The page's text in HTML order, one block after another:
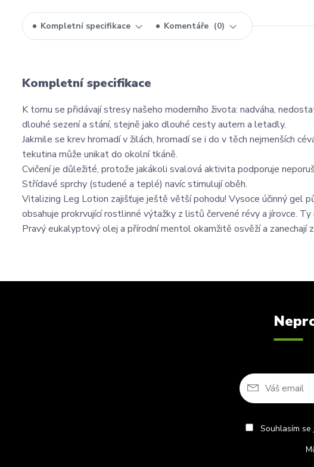
Kompletní specifikace Komentáře 0
Kompletní specifikace
K tomu se přidávají stresy našeho moderního života: nadváha,
dlouhé sezení a stání, stejně jako dlouhé cesty autem a letadly.
Jakmile se krev hromadí v žilách, hromadí se i do v těch nejmenších
tekutina může unikat do okolní tkáně.
Cvičení je důležité, protože jakákoli svalová aktivita podporuje
Střídavé sprchy (studené a teplé) navíc stimulují oběh.
Vitalizing Leg Lotion zajišťuje ještě větší pohodu! Vysoce účinný gel
obsahuje prokrvující rostlinné výtažky z listů červené révy a jírovce.
Pravý eukalyptový olej a přírodní mentol okamžitě osvěží a zanechají
Souhlasím se